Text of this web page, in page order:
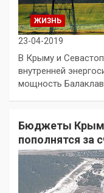
ЖИЗНЬ
23-04-2019
В Крыму и
внутренней
мощность
Бюджеты
пополнятся за